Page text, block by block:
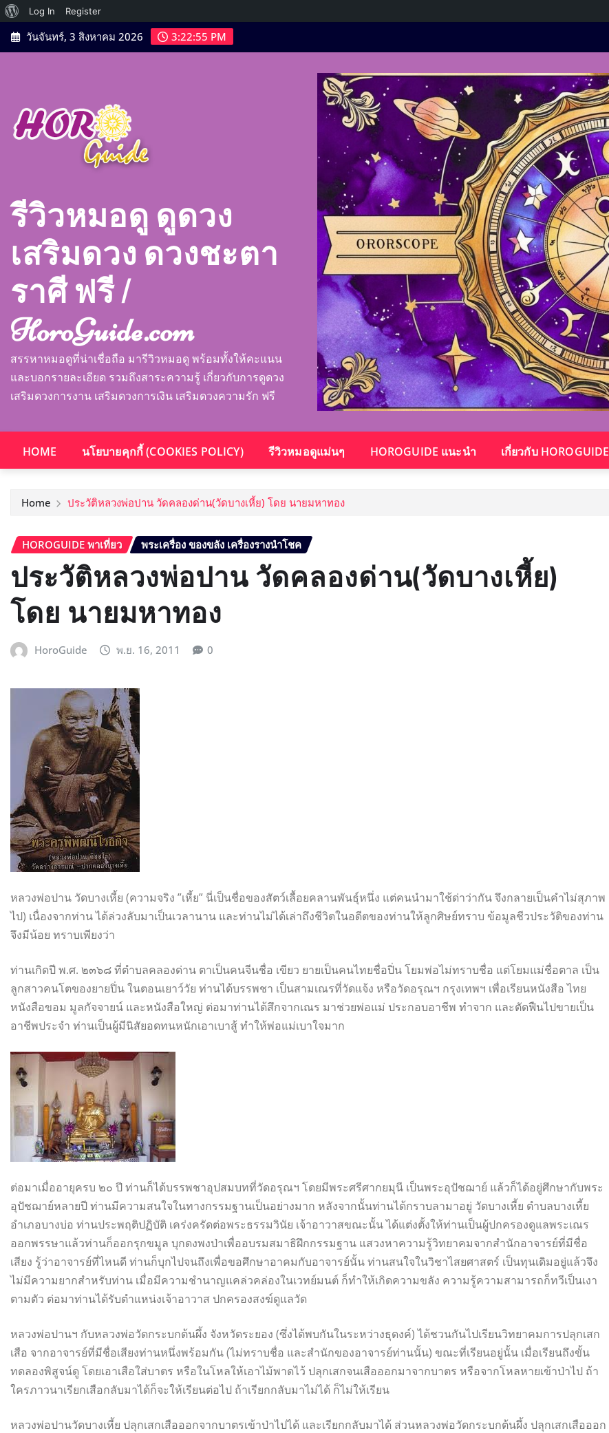
เกี่ยว
กับ
เวิร์ด
Log In
Register
Skip
to
วันจันทร์, 3 สิงหาคม 2026 3:22:56 PM
รีวิวหมอดู ดูดวง
เสริมดวง ดวงชะตา
ราศี ฟรี |
HoroGuide.com
สรรหาหมอดูที่น่าเชื่อถือ มารีวิวหมอดู พร้อมทั้งให้คะแนน
และบอกรายละเอียด รวมถึงสาระความรู้ เกี่ยวกับการดูดวง
เสริมดวงการงาน เสริมดวงการเงิน เสริมดวงความรัก ฟรี
HOME นโยบายคุกกี้ (COOKIES POLICY) รีวิวหมอดูแม่นๆ HOROGUIDE แนะนำ เกี่ยวกับ HOROGUIDE
Home ประวัติหลวงพ่อปาน วัดคลองด่าน(วัดบางเหี้ย) โดย นายมหาทอง
HOROGUIDE พาเที่ยว พระเครื่อง ของขลัง เครื่องรางนำโชค
ประวัติหลวงพ่อปาน วัดคลองด่าน(วัดบางเหี้ย)
โดย นายมหาทอง
HoroGuide พ.ย. 16, 2011 0
หลวงพ่อปาน วัดบางเหี้ย (ความจริง ”เหี้ย” นี่เป็นชื่อของสัตว์เลื้อยคลานพันธุ์หนึ่ง แต่คนนำมาใช้ด่าว่ากัน จึงกลายเป็นคำไม่สุภาพ
ไป) เนื่องจากท่าน ได้ล่วงลับมาเป็นเวลานาน และท่านไม่ได้เล่าถึงชีวิตในอดีตของท่านให้ลูกศิษย์ทราบ ข้อมูลชีวประวัติของท่าน
จึงมีน้อย ทราบเพียงว่า
ท่านเกิดปี พ.ศ. ๒๓๖๘ ที่ตำบลคลองด่าน ตาเป็นคนจีนชื่อ เขียว ยายเป็นคนไทยชื่อปิ่น โยมพ่อไม่ทราบชื่อ แต่โยมแม่ชื่อตาล เป็น
ลูกสาวคนโตของยายปิ่น ในตอนเยาว์วัย ท่านได้บรรพชา เป็นสามเณรที่วัดแจ้ง หรือวัดอรุณฯ กรุงเทพฯ เพื่อเรียนหนังสือ ไทย
หนังสือขอม มูลกัจจายน์ และหนังสือใหญ่ ต่อมาท่านได้สึกจากเณร มาช่วยพ่อแม่ ประกอบอาชีพ ทำจาก และตัดฟืนไปขายเป็น
อาชีพประจำ ท่านเป็นผู้มีนิสัยอดทนหนักเอาเบาสู้ ทำให้พ่อแม่เบาใจมาก
ต่อมาเมื่ออายุครบ ๒๐ ปี ท่านก็ได้บรรพชาอุปสมบทที่วัดอรุณฯ โดยมีพระศรีศากยมุนี เป็นพระอุปัชฌาย์ แล้วก็ได้อยู่ศึกษากับพระ
อุปัชฌาย์หลายปี ท่านมีความสนใจในทางกรรมฐานเป็นอย่างมาก หลังจากนั้นท่านได้กราบลามาอยู่ วัดบางเหี้ย ตำบลบางเหี้ย
อำเภอบางบ่อ ท่านประพฤติปฏิบัติ เคร่งครัดต่อพระธรรมวินัย เจ้าอาวาสขณะนั้น ได้แต่งตั้งให้ท่านเป็นผู้ปกครองดูแลพระเณร
ออกพรรษาแล้วท่านก็ออกรุกขมูล บุกดงพงป่าเพื่ออบรมสมาธิฝึกกรรมฐาน แสวงหาความรู้วิทยาคมจากสำนักอาจารย์ที่มีชื่อ
เสียง รู้ว่าอาจารย์ที่ไหนดี ท่านก็บุกไปจนถึงเพื่อขอศึกษาอาคมกับอาจารย์นั้น ท่านสนใจในวิชาไสยศาสตร์ เป็นทุนเดิมอยู่แล้วจึง
ไม่มีความยากสำหรับท่าน เมื่อมีความชำนาญแคล่วคล่องในเวทย์มนต์ ก็ทำให้เกิดความขลัง ความรู้ความสามารถก็ทวีเป็นเงา
ตามตัว ต่อมาท่านได้รับตำแหน่งเจ้าอาวาส ปกครองสงฆ์ดูแลวัด
หลวงพ่อปานฯ กับหลวงพ่อวัดกระบกต้นผึ้ง จังหวัดระยอง (ซึ่งได้พบกันในระหว่างธุดงค์) ได้ชวนกันไปเรียนวิทยาคมการปลุกเสก
เสือ จากอาจารย์ที่มีชื่อเสียงท่านหนึ่งพร้อมกัน (ไม่ทราบชื่อ และสำนักของอาจารย์ท่านนั้น) ขณะที่เรียนอยู่นั้น เมื่อเรียนถึงขั้น
ทดลองพิสูจน์ดู โดยเอาเสือใส่บาตร หรือในโหลให้เอาไม้พาดไว้ ปลุกเสกจนเสือออกมาจากบาตร หรือจากโหลหายเข้าป่าไป ถ้า
ใครภาวนาเรียกเสือกลับมาได้ก็จะให้เรียนต่อไป ถ้าเรียกกลับมาไม่ได้ ก็ไม่ให้เรียน
หลวงพ่อปานวัดบางเหี้ย ปลุกเสกเสือออกจากบาตรเข้าป่าไปได้ และเรียกกลับมาได้ ส่วนหลวงพ่อวัดกระบกต้นผึ้ง ปลุกเสกเสือออก